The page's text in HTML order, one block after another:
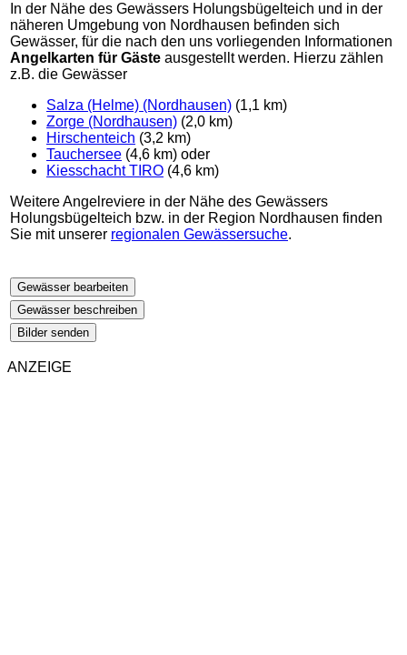
In der Nähe des Gewässers Holungsbügelteich und in der
näheren Umgebung von Nordhausen befinden sich
Gewässer, für die nach den uns vorliegenden Informationen
Angelkarten für Gäste ausgestellt werden. Hierzu zählen
z.B. die Gewässer
Salza (Helme) (Nordhausen) (1,1 km)
Zorge (Nordhausen) (2,0 km)
Hirschenteich (3,2 km)
Tauchersee (4,6 km) oder
Kiesschacht TIRO (4,6 km)
Weitere Angelreviere in der Nähe des Gewässers
Holungsbügelteich bzw. in der Region Nordhausen finden
Sie mit unserer regionalen Gewässersuche.
Gewässer bearbeiten
Gewässer beschreiben
Bilder senden
ANZEIGE